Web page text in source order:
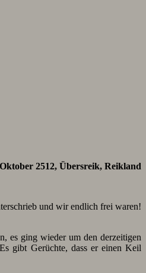
2512, Übersreik, Reikland
und wir endlich frei waren!
es ging wieder um den derzeitigen
gibt Gerüchte, dass er einen Keil